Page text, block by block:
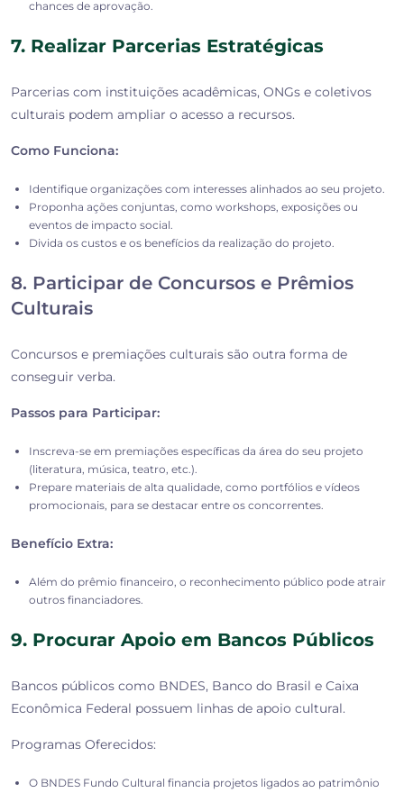
chances de aprovação.
7. Realizar Parcerias Estratégicas
Parcerias com instituições acadêmicas, ONGs e coletivos
culturais podem ampliar o acesso a recursos.
Como Funciona:
Identifique organizações com interesses alinhados ao seu projeto.
Proponha ações conjuntas, como workshops, exposições ou
eventos de impacto social.
Divida os custos e os benefícios da realização do projeto.
8. Participar de Concursos e Prêmios
Culturais
Concursos e premiações culturais são outra forma de
conseguir verba.
Passos para Participar:
Inscreva-se em premiações específicas da área do seu projeto
(literatura, música, teatro, etc.).
Prepare materiais de alta qualidade, como portfólios e vídeos
promocionais, para se destacar entre os concorrentes.
Benefício Extra:
Além do prêmio financeiro, o reconhecimento público pode atrair
outros financiadores.
9. Procurar Apoio em Bancos Públicos
Bancos públicos como BNDES, Banco do Brasil e Caixa
Econômica Federal possuem linhas de apoio cultural.
Programas Oferecidos:
O BNDES Fundo Cultural financia projetos ligados ao patrimônio